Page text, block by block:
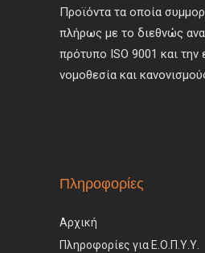
Προϊόντα τα οποία
πλήρως με το διεθνώς
πρότυπο ISO 9001 και
νομοθεσία και
Πληροφορίες
Αρχική
Πληροφορίες για Ε.Ο.Π.Υ.Υ.